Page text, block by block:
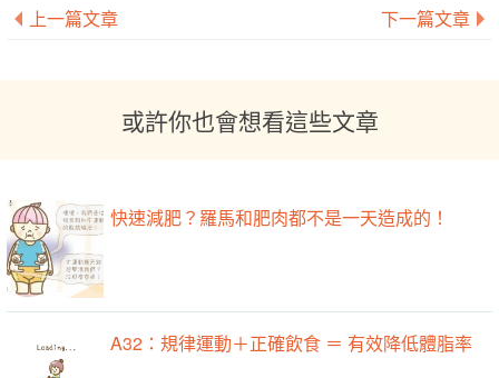
上一篇文章 下一篇文章
或許你也會想看這些文章
快速減肥？羅馬和肥肉都不是一天造成的！
A32：規律運動＋正確飲食 ＝ 有效降低體脂率